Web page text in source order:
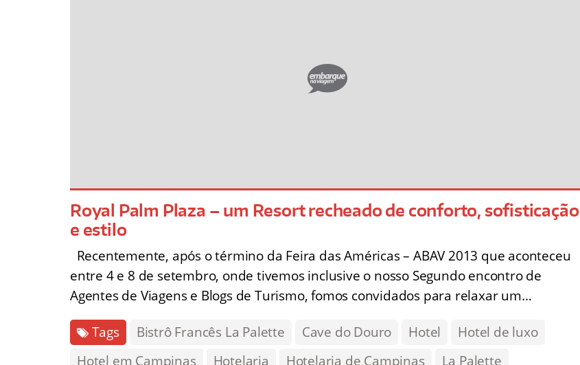
Royal Palm Plaza – um Resort recheado de conforto, sofisticação
e estilo
Recentemente, após o término da Feira das Américas – ABAV 2013 que aconteceu
entre 4 e 8 de setembro, onde tivemos inclusive o nosso Segundo encontro de
Agentes de Viagens e Blogs de Turismo, fomos convidados para relaxar um…
Tags Bistrô Francês La Palette Cave do Douro Hotel
Hotel de luxo
Hotel em Campinas
Hotelaria Hotelaria de Campinas La Palette